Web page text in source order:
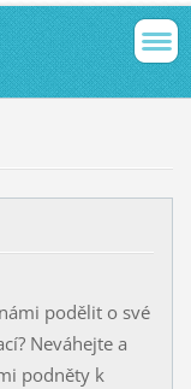
podělit o své
Neváhejte a
podněty k